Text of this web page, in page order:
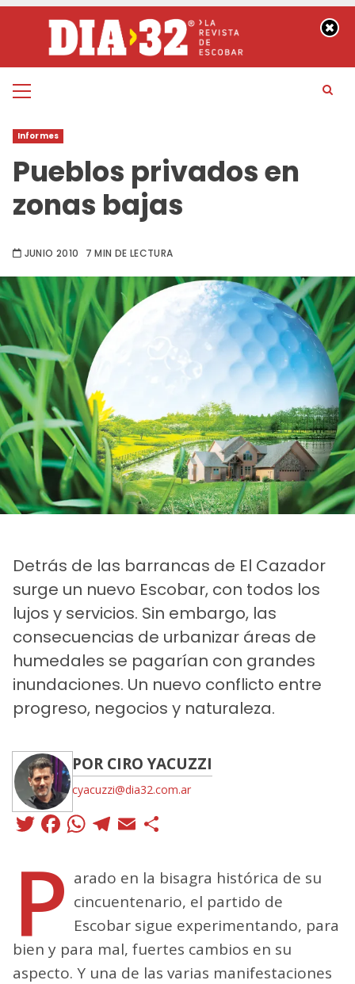
contenido
Menú
Informes
Pueblos privados en
zonas bajas
JUNIO 2010 7 MIN DE LECTURA
Detrás de las barrancas de El Cazador
surge un nuevo Escobar, con todos los
lujos y servicios. Sin embargo, las
consecuencias de urbanizar áreas de
humedales se pagarían con grandes
inundaciones. Un nuevo conflicto entre
progreso, negocios y naturaleza.
POR CIRO YACUZZI
cyacuzzi@dia32.com.ar
Twitter
Facebook
WhatsApp
Telegram
Email
P arado en la bisagra histórica de su
cincuentenario, el partido de
Escobar sigue experimentando, para
bien y para mal, fuertes cambios en su
aspecto. Y una de las varias manifestaciones